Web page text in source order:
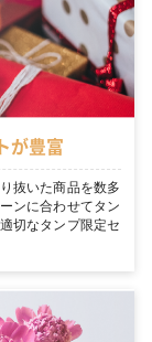
が豊富
抜いた商品を数多
ンに合わせてタン
切なタンプ限定セ